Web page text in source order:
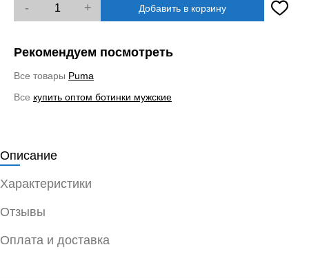
- + Добавить в корзину
Рекомендуем посмотреть
Все товары Puma
Все купить оптом ботинки мужские
Описание
Характеристики
Отзывы
Оплата и доставка